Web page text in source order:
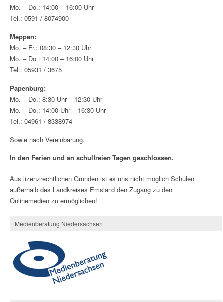
Mo. – Do.: 14:00 – 16:00 Uhr
Tel.: 0591 / 8074900
Meppen:
Mo. – Fr.: 08:30 – 12:30 Uhr
Mo. – Do.: 14:00 – 16:00 Uhr
Tel:: 05931 / 3675
Papenburg:
Mo. – Do.: 8:30 Uhr – 12:30 Uhr
Mo. – Do.: 14:00 Uhr – 16:30 Uhr
Tel.: 04961 / 8338974
Sowie nach Vereinbarung.
In den Ferien und an schulfreien Tagen geschlossen.
Aus lizenzrechtlichen Gründen ist es uns nicht möglich Schulen
außerhalb des Landkreises Emsland den Zugang zu den
Onlinemedien zu ermöglichen!
Medienberatung Niedersachsen